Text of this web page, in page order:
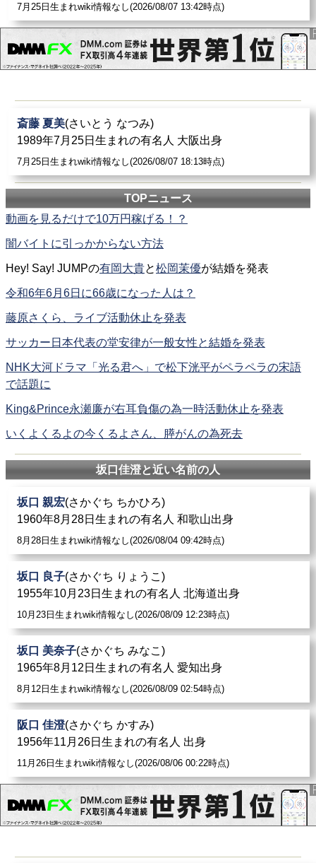
7月25日生まれwiki情報なし(2026/08/07 13:42時点)
斎藤 夏美(さいとう なつみ)
1989年7月25日生まれの有名人 大阪出身
7月25日生まれwiki情報なし(2026/08/07 18:13時点)
TOPニュース
動画を見るだけで10万円稼げる！？
闇バイトに引っかからない方法
Hey! Say! JUMPの有岡大貴と松岡茉優が結婚を発表
令和6年6月6日に66歳になった人は？
藤原さくら、ライブ活動休止を発表
サッカー日本代表の堂安律が一般女性と結婚を発表
NHK大河ドラマ「光る君へ」で松下洸平がペラペラの宋語
で話題に
King&Prince永瀬廉が右耳負傷の為一時活動休止を発表
いくよくるよの今くるよさん、膵がんの為死去
坂口佳澄と近い名前の人
坂口 親宏(さかぐち ちかひろ)
1960年8月28日生まれの有名人 和歌山出身
8月28日生まれwiki情報なし(2026/08/04 09:42時点)
坂口 良子(さかぐち りょうこ)
1955年10月23日生まれの有名人 北海道出身
10月23日生まれwiki情報なし(2026/08/09 12:23時点)
坂口 美奈子(さかぐち みなこ)
1965年8月12日生まれの有名人 愛知出身
8月12日生まれwiki情報なし(2026/08/09 02:54時点)
阪口 佳澄(さかぐち かすみ)
1956年11月26日生まれの有名人 出身
11月26日生まれwiki情報なし(2026/08/06 00:22時点)